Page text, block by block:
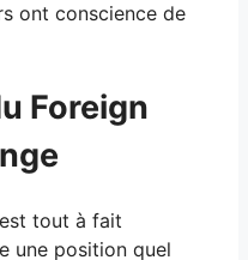
ont conscience de
Foreign
tout à fait
une position quel